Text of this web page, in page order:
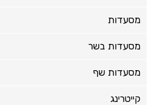
מסעדות
מסעדות בשר
מסעדות שף
קייטרינג